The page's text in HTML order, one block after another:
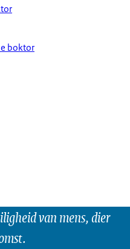
boktor
van mens, dier